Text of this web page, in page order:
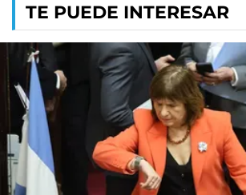
TE PUEDE INTERESAR